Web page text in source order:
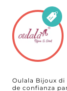
Oulala Bijoux di
de confianza